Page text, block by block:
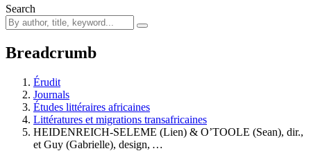
Search
Breadcrumb
Érudit
Journals
Études littéraires africaines
Littératures et migrations transafricaines
HEIDENREICH-SELEME (Lien) & O’TOOLE (Sean), dir.,
et Guy (Gabrielle), design, …